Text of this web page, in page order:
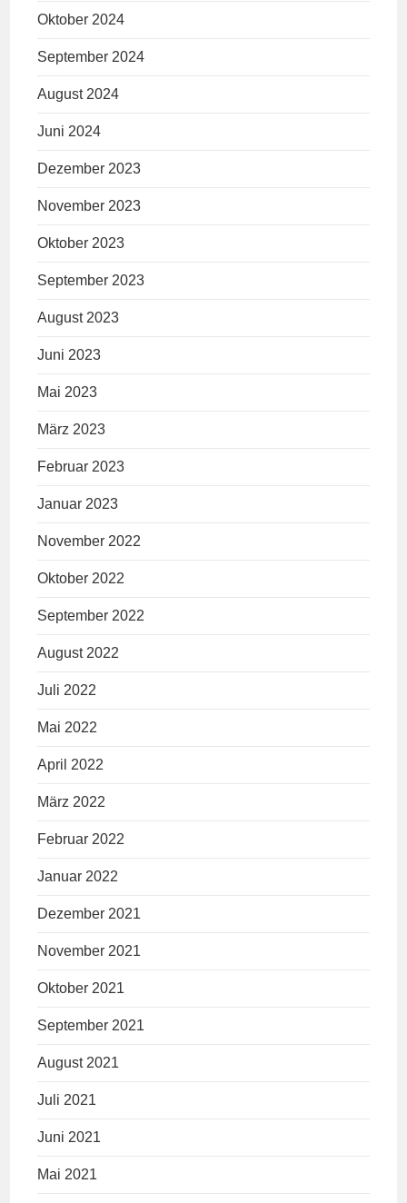
Oktober 2024
September 2024
August 2024
Juni 2024
Dezember 2023
November 2023
Oktober 2023
September 2023
August 2023
Juni 2023
Mai 2023
März 2023
Februar 2023
Januar 2023
November 2022
Oktober 2022
September 2022
August 2022
Juli 2022
Mai 2022
April 2022
März 2022
Februar 2022
Januar 2022
Dezember 2021
November 2021
Oktober 2021
September 2021
August 2021
Juli 2021
Juni 2021
Mai 2021